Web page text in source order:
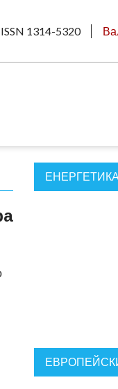
ISSN 1314-5320